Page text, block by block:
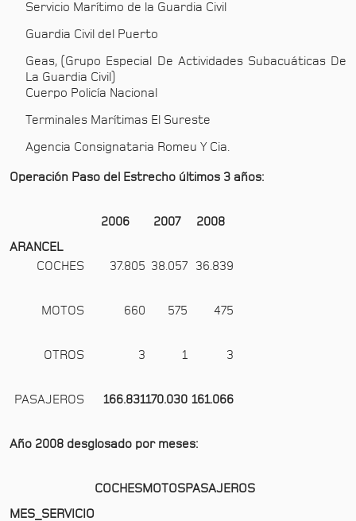
Servicio Marítimo de la Guardia Civil
Guardia Civil del Puerto
Geas, (Grupo Especial De Actividades Subacuáticas De
La Guardia Civil)
Cuerpo Policía Nacional
Terminales Marítimas El Sureste
Agencia Consignataria Romeu Y Cia.
Operación Paso del Estrecho últimos 3 años:
ARANCEL
2006 2007 2008
COCHES 37.805 38.057 36.839
MOTOS 660 575 475
OTROS 3 1 3
PASAJEROS 166.831170.030 161.066
Año 2008 desglosado por meses:
MES_SERVICIO
COCHESMOTOSPASAJEROS